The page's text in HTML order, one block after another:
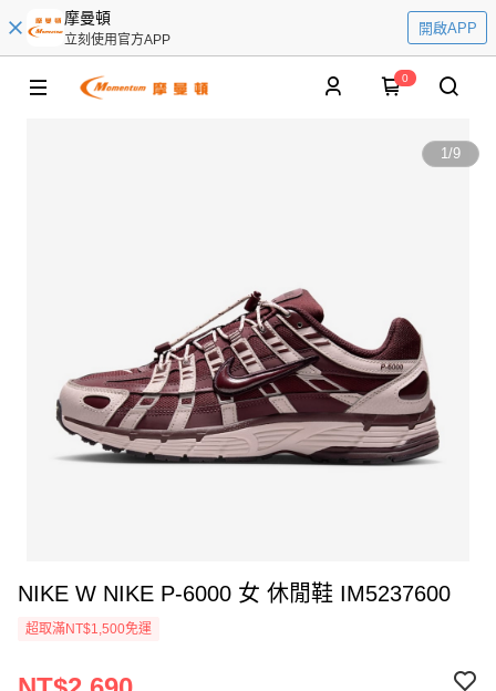
摩曼頓
立刻使用官方APP
開啟APP
0
1/9
NIKE W NIKE P-6000 女 休閒鞋 IM5237600
超取滿NT$1,500免運